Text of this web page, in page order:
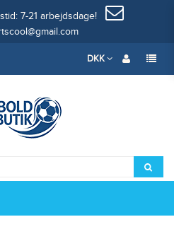
7-21 arbejdsdage!
DKK